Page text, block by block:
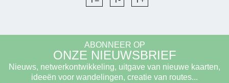
ABONNEER OP
ONZE NIEUWSBRIEF
Nieuws, netwerkontwikkeling, uitgave van nieuwe kaarten,
ideeën voor wandelingen, creatie van routes...